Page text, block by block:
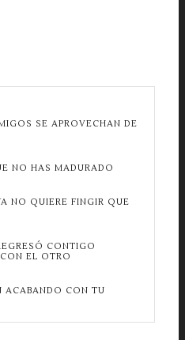
SE APROVECHAN DE
NO HAS MADURADO
NO QUIERE FINGIR QUE
CONTIGO
EL OTRO
ACABANDO CON TU